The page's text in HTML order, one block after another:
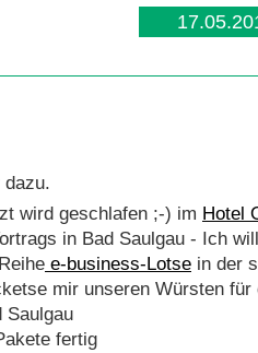
dazu.
wird geschlafen ;-) im Hotel
in Bad Saulgau - Ich
e-business-Lotse in der
mir unseren Würsten für
Saulgau
fertig